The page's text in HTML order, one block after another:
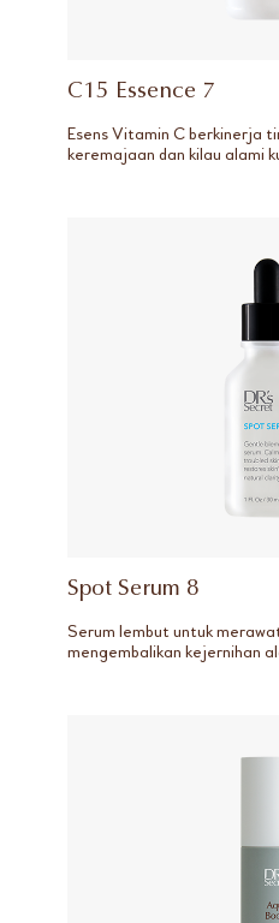
C15 Essence 7
Esens Vitamin C berkinerja
keremajaan dan kilau alami
Spot Serum 8
Serum lembut untuk
mengembalikan kejernihan